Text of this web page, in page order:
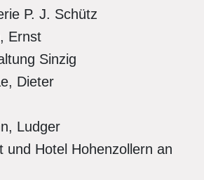
P. J. Schütz
Ernst
Sinzig
Dieter
Ludger
und Hotel Hohenzollern an